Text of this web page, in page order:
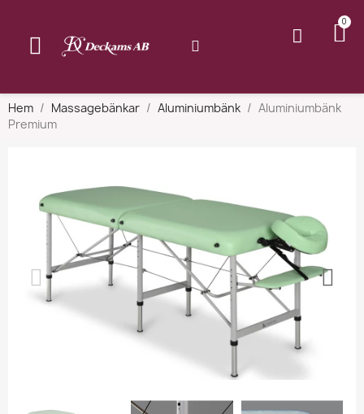
Hem Massagebänkar Aluminiumbänk
Aluminiumbänk
Premium